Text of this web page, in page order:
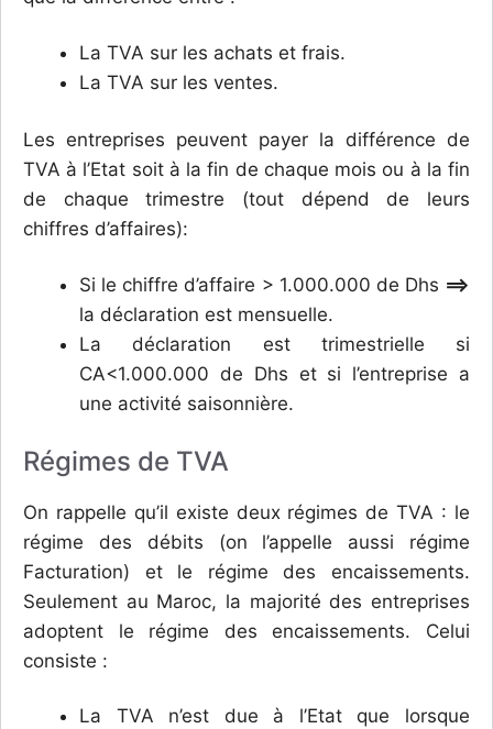
La TVA sur les achats et frais.
La TVA sur les ventes.
Les entreprises peuvent payer la différence de
TVA à l’Etat soit à la fin de chaque mois ou à la fin
de chaque trimestre (tout dépend de leurs
chiffres d’affaires):
Si le chiffre d’affaire > 1.000.000 de Dhs ==>
la déclaration est mensuelle.
La déclaration est trimestrielle si
CA<1.000.000 de Dhs et si l’entreprise a
une activité saisonnière.
Régimes de TVA
On rappelle qu’il existe deux régimes de TVA : le
régime des débits (on l’appelle aussi régime
Facturation) et le régime des encaissements.
Seulement au Maroc, la majorité des entreprises
adoptent le régime des encaissements. Celui
consiste :
La TVA n’est due à l’Etat que lorsque